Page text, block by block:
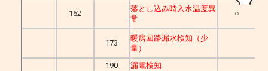
162
落とし込み時入水温度異
常
○
173
暖房回路漏水検知（少
量）
190
漏電検知